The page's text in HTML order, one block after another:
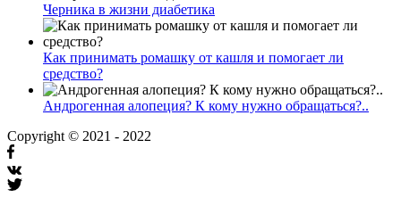
Черника в жизни диабетика
Как принимать ромашку от кашля и помогает ли
средство?
Андрогенная алопеция? К кому нужно обращаться?..
Copyright © 2021 - 2022